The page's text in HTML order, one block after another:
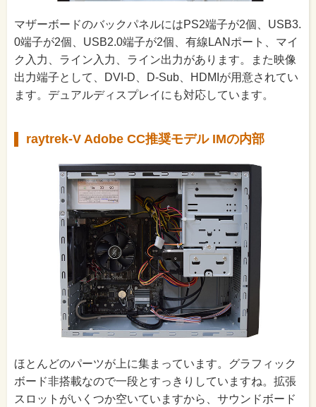
マザーボードのバックパネルにはPS2端子が2個、USB3.
0端子が2個、USB2.0端子が2個、有線LANポート、マイ
ク入力、ライン入力、ライン出力があります。また映像
出力端子として、DVI-D、D-Sub、HDMIが用意されてい
ます。デュアルディスプレイにも対応しています。
raytrek-V Adobe CC推奨モデル IMの内部
ほとんどのパーツが上に集まっています。グラフィック
ボード非搭載なので一段とすっきりしていますね。拡張
スロットがいくつか空いていますから、サウンドボード